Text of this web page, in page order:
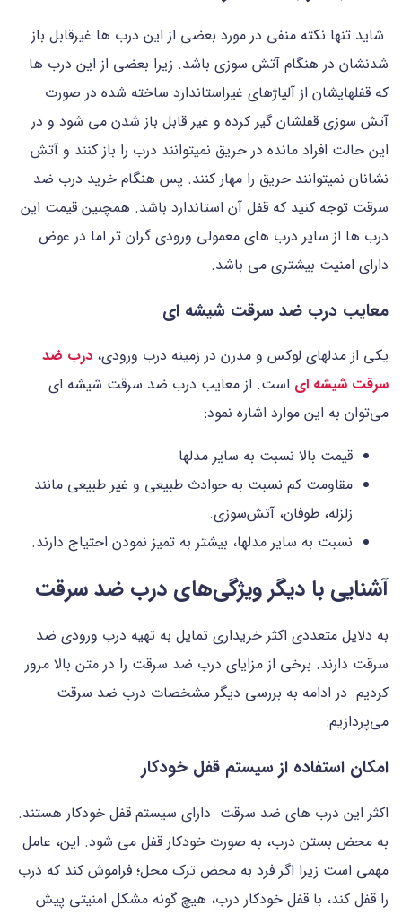
شاید تنها نکته منفی در مورد بعضی از این درب ها غیرقابل باز
شدنشان در هنگام آتش سوزی باشد. زیرا بعضی از این درب ها
که قفلهایشان از آلیاژهای غیراستاندارد ساخته شده در صورت
آتش سوزی قفلشان گیر کرده و غیر قابل باز شدن می شود و در
این حالت افراد مانده در حریق نمیتوانند درب را باز کنند و آتش
نشانان نمیتوانند حریق را مهار کنند. پس هنگام خرید درب ضد
سرقت توجه کنید که قفل آن استاندارد باشد. همچنین قیمت این
درب ها از سایر درب های معمولی ورودی گران تر اما در عوض
دارای امنیت بیشتری می باشد.
معایب درب ضد سرقت شیشه ای
یکی از مدلهای لوکس و مدرن در زمینه درب ورودی، درب ضد
سرقت شیشه ای است. از معایب درب ضد سرقت شیشه ای
می‌توان به این موارد اشاره نمود:
قیمت بالا نسبت به سایر مدلها
مقاومت کم نسبت به حوادث طبیعی و غیر طبیعی مانند
زلزله، طوفان، آتش‌سوزی.
نسبت به سایر مدلها، بیشتر به تمیز نمودن احتیاج دارند.
آشنایی با دیگر ویژگی‌های درب ضد سرقت
به دلایل متعددی اکثر خریداری تمایل به تهیه درب ورودی ضد
سرقت دارند. برخی از مزایای درب ضد سرقت را در متن بالا مرور
کردیم. در ادامه به بررسی دیگر مشخصات درب ضد سرقت
می‌پردازیم:
امکان استفاده از سیستم قفل خودکار
اکثر این درب های ضد سرقت دارای سیستم قفل خودکار هستند.
به محض بستن درب، به صورت خودکار قفل می شود. این، عامل
مهمی است زیرا اگر فرد به محض ترک محل؛ فراموش کند که درب
را قفل کند، با قفل خودکار درب، هیچ گونه مشکل امنیتی پیش